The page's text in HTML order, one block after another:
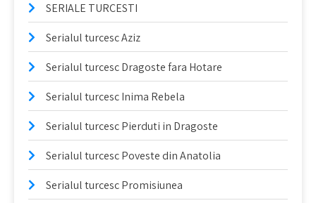
SERIALE TURCESTI
Serialul turcesc Aziz
Serialul turcesc Dragoste fara Hotare
Serialul turcesc Inima Rebela
Serialul turcesc Pierduti in Dragoste
Serialul turcesc Poveste din Anatolia
Serialul turcesc Promisiunea